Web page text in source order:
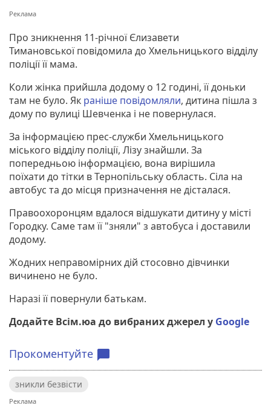
Про зникнення 11-річної Єлизавети
Тимановської повідомила до Хмельницького відділу
поліції її мама.
Коли жінка прийшла додому о 12 годині, її доньки
там не було. Як раніше повідомляли, дитина пішла з
дому по вулиці Шевченка і не повернулася.
За інформацією прес-служби Хмельницького
міського відділу поліції, Лізу знайшли. За
попередньою інформацією, вона вирішила
поїхати до тітки в Тернопільську область. Сіла на
автобус та до місця призначення не дісталася.
Правоохоронцям вдалося відшукати дитину у місті
Городку. Саме там її "зняли" з автобуса і доставили
додому.
Жодних неправомірних дій стосовно дівчинки
вичинено не було.
Наразі її повернули батькам.
Додайте Всім.юа до вибраних джерел у Google
Прокоментуйте chat_bubble
зникли безвісти